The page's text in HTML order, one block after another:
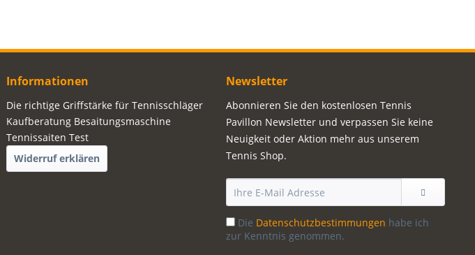
Informationen
Die richtige Griffstärke für Tennisschläger
Kaufberatung Besaitungsmaschine
Tennissaiten Test
Widerruf erklären
Newsletter
Abonnieren Sie den kostenlosen Tennis
Pavillon Newsletter und verpassen Sie keine
Neuigkeit oder Aktion mehr aus unserem
Tennis Shop.
Die Datenschutzbestimmungen habe ich
zur Kenntnis genommen.